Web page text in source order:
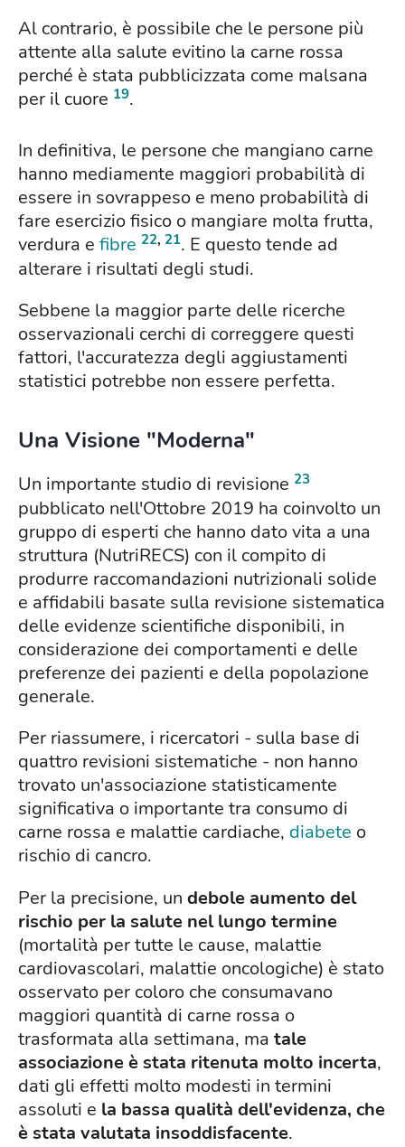
Al contrario, è possibile che le persone più
attente alla salute evitino la carne rossa
perché è stata pubblicizzata come malsana
per il cuore 19.
In definitiva, le persone che mangiano carne
hanno mediamente maggiori probabilità di
essere in sovrappeso e meno probabilità di
fare esercizio fisico o mangiare molta frutta,
verdura e fibre 22, 21. E questo tende ad
alterare i risultati degli studi.
Sebbene la maggior parte delle ricerche
osservazionali cerchi di correggere questi
fattori, l'accuratezza degli aggiustamenti
statistici potrebbe non essere perfetta.
Una Visione "Moderna"
Un importante studio di revisione 23
pubblicato nell'Ottobre 2019 ha coinvolto un
gruppo di esperti che hanno dato vita a una
struttura (NutriRECS) con il compito di
produrre raccomandazioni nutrizionali solide
e affidabili basate sulla revisione sistematica
delle evidenze scientifiche disponibili, in
considerazione dei comportamenti e delle
preferenze dei pazienti e della popolazione
generale.
Per riassumere, i ricercatori - sulla base di
quattro revisioni sistematiche - non hanno
trovato un'associazione statisticamente
significativa o importante tra consumo di
carne rossa e malattie cardiache, diabete o
rischio di cancro.
Per la precisione, un debole aumento del
rischio per la salute nel lungo termine
(mortalità per tutte le cause, malattie
cardiovascolari, malattie oncologiche) è stato
osservato per coloro che consumavano
maggiori quantità di carne rossa o
trasformata alla settimana, ma tale
associazione è stata ritenuta molto incerta,
dati gli effetti molto modesti in termini
assoluti e la bassa qualità dell'evidenza, che
è stata valutata insoddisfacente.